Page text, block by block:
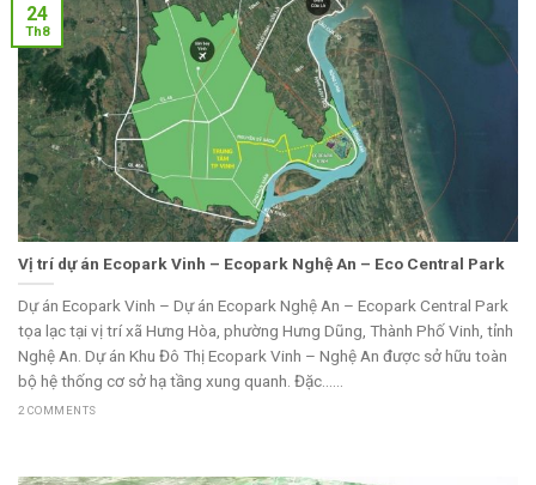
Vị trí dự án Ecopark Vinh – Ecopark Nghệ An – Eco Central Park
Dự án Ecopark Vinh – Dự án Ecopark Nghệ An – Ecopark Central Park
tọa lạc tại vị trí xã Hưng Hòa, phường Hưng Dũng, Thành Phố Vinh, tỉnh
Nghệ An. Dự án Khu Đô Thị Ecopark Vinh – Nghệ An được sở hữu toàn
bộ hệ thống cơ sở hạ tầng xung quanh. Đặc......
2 COMMENTS
24
Th8